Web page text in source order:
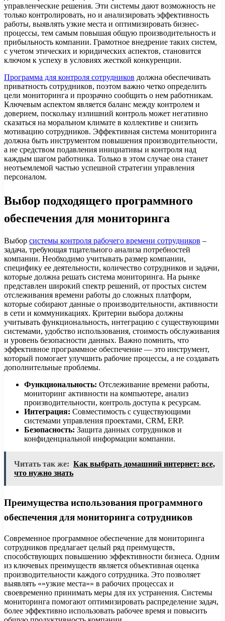
управленческие решения. Эти системы дают возможность не
только контролировать, но и анализировать эффективность
работы, выявлять узкие места и оптимизировать бизнес-
процессы, тем самым повышая общую производительность и
прибыльность компании. Грамотное внедрение таких систем,
с учетом этических и юридических аспектов, становится
ключом к успеху в условиях жесткой конкуренции.
Программа для контроля сотрудников должна обеспечивать
приватность сотрудников, поэтом важно четко определить
цели мониторинга и прозрачно сообщить о нем работникам.
Ключевым аспектом является баланс между контролем и
доверием, поскольку излишний контроль может негативно
сказаться на моральном климате в коллективе и снизить
мотивацию сотрудников. Эффективная система мониторинга
должна быть инструментом повышения производительности,
а не средством подавления инициативы и контроля над
каждым шагом работника. Только в этом случае она станет
неотъемлемой частью успешной стратегии управления
персоналом.
Выбор подходящего программного
обеспечения для мониторинга
Выбор системы контроля рабочего времени сотрудников –
задача, требующая тщательного анализа потребностей
компании. Необходимо учитывать размер компании,
специфику ее деятельности, количество сотрудников и задачи,
которые должна решать система мониторинга. На рынке
представлен широкий спектр решений, от простых систем
отслеживания времени работы до сложных платформ,
которые собирают данные о производительности, активности
в сети и коммуникациях. Критерии выбора должны
учитывать функциональность, интеграцию с существующими
системами, удобство использования, стоимость обслуживания
и уровень безопасности данных. Важно помнить, что
эффективное программное обеспечение — это инструмент,
который помогает улучшить рабочие процессы, а не создавать
дополнительные проблемы.
Функциональность: Отслеживание времени работы,
мониторинг активности на компьютере, анализ
производительности, контроль доступа к ресурсам.
Интеграция: Совместимость с существующими
системами управления проектами, CRM, ERP.
Безопасность: Защита данных сотрудников и
конфиденциальной информации компании.
Читать так же: Как выбрать домашний интернет: все,
что нужно знать
Преимущества использования программного
обеспечения для мониторинга сотрудников
Современное программное обеспечение для мониторинга
сотрудников предлагает целый ряд преимуществ,
способствующих повышению эффективности бизнеса. Одним
из ключевых преимуществ является объективная оценка
производительности каждого сотрудника. Это позволяет
выявлять «»узкие места»» в рабочих процессах и
своевременно принимать меры для их устранения. Системы
мониторинга помогают оптимизировать распределение задач,
более эффективно использовать рабочее время и повысить